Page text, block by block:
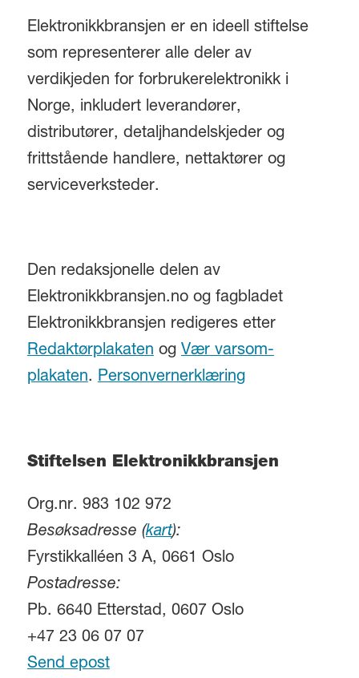
Elektronikkbransjen er en ideell stiftelse
som representerer alle deler av
verdikjeden for forbrukerelektronikk i
Norge, inkludert leverandører,
distributører, detaljhandelskjeder og
frittstående handlere, nettaktører og
serviceverksteder.
Den redaksjonelle delen av
Elektronikkbransjen.no og fagbladet
Elektronikkbransjen redigeres etter
Redaktørplakatenog Vær varsom-
plakaten. Personvernerklæring
Stiftelsen Elektronikkbransjen
Org.nr. 983 102 972
Besøksadresse (kart):
Fyrstikkalléen 3 A, 0661 Oslo
Postadresse:
Pb. 6640 Etterstad, 0607 Oslo
+47 23 06 07 07
Send epost